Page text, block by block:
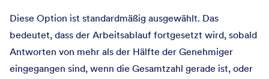
Diese Option ist standardmäßig ausgewählt. Das
bedeutet, dass der Arbeitsablauf fortgesetzt wird, sobald
Antworten von mehr als der Hälfte der Genehmiger
eingegangen sind, wenn die Gesamtzahl gerade ist, oder